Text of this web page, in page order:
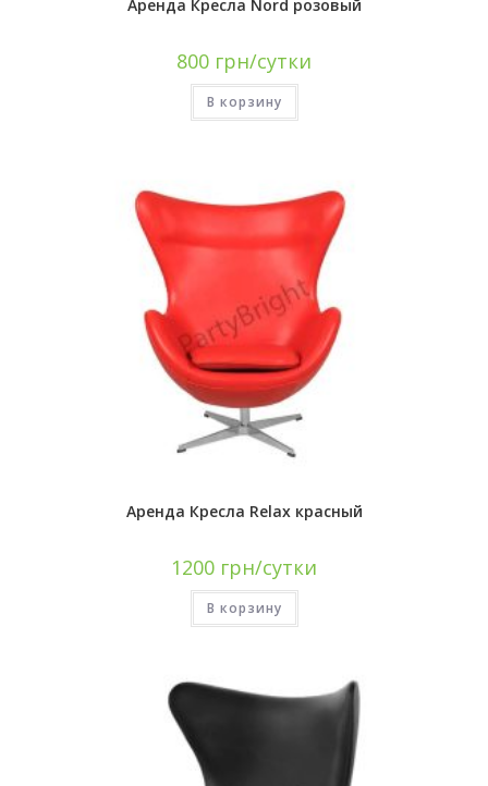
Аренда Кресла Nord розовый
800 грн/сутки
В корзину
Аренда Кресла Relax красный
1200 грн/сутки
В корзину